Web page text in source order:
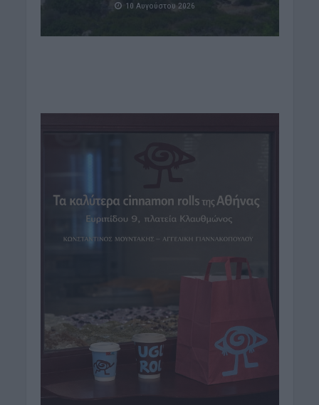
10 Αυγούστου 2026